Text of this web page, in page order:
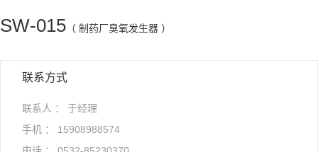
SW-015 （ 制药厂臭氧发生器 ）
联系方式
联系人 ： 于经理
手机 ： 15908988574